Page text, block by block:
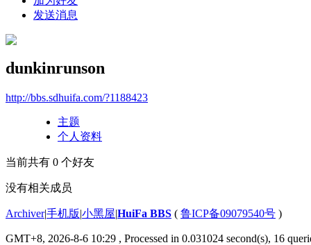
发送消息
dunkinrunson
http://bbs.sdhuifa.com/?1188423
主题
个人资料
当前共有 0 个好友
没有相关成员
Archiver|手机版|小黑屋|HuiFa BBS ( 鲁ICP备09079540号 )
GMT+8, 2026-8-6 10:29 , Processed in 0.031024 second(s), 16